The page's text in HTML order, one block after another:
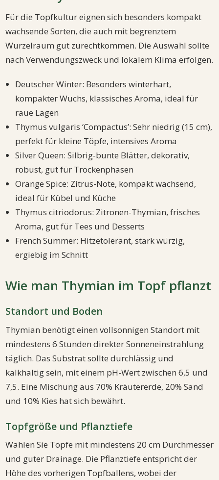
Für die Topfkultur eignen sich besonders kompakt
wachsende Sorten, die auch mit begrenztem
Wurzelraum gut zurechtkommen. Die Auswahl sollte
nach Verwendungszweck und lokalem Klima erfolgen.
Deutscher Winter: Besonders winterhart,
kompakter Wuchs, klassisches Aroma, ideal für
raue Lagen
Thymus vulgaris ‘Compactus’: Sehr niedrig (15 cm),
perfekt für kleine Töpfe, intensives Aroma
Silver Queen: Silbrig-bunte Blätter, dekorativ,
robust, gut für Trockenphasen
Orange Spice: Zitrus-Note, kompakt wachsend,
ideal für Kübel und Küche
Thymus citriodorus: Zitronen-Thymian, frisches
Aroma, gut für Tees und Desserts
French Summer: Hitzetolerant, stark würzig,
ergiebig im Schnitt
Wie man Thymian im Topf pflanzt
Standort und Boden
Thymian benötigt einen vollsonnigen Standort mit
mindestens 6 Stunden direkter Sonneneinstrahlung
täglich. Das Substrat sollte durchlässig und
kalkhaltig sein, mit einem pH-Wert zwischen 6,5 und
7,5. Eine Mischung aus 70% Kräutererde, 20% Sand
und 10% Kies hat sich bewährt.
Topfgröße und Pflanztiefe
Wählen Sie Töpfe mit mindestens 20 cm Durchmesser
und guter Drainage. Die Pflanztiefe entspricht der
Höhe des vorherigen Topfballens, wobei der